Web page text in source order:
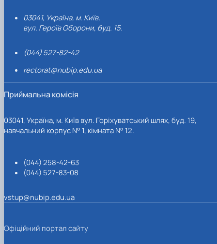
03041, Україна, м. Київ,
вул. Героїв Оборони, буд. 15.
(044) 527-82-42
rectorat@nubip.edu.ua
Приймальна комісія
03041, Україна, м. Київ вул. Горіхуватський шлях, буд. 19,
навчальний корпус № 1, кімната № 12.
(044) 258-42-63
(044) 527-83-08
vstup@nubip.edu.ua
Офіційний портал сайту